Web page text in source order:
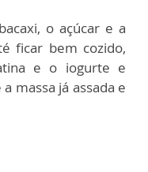
o açúcar e a
ficar bem cozido,
e o iogurte e
massa já assada e